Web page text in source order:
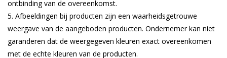
ontbinding van de overeenkomst.
Afbeeldingen bij producten zijn een waarheidsgetrouwe
weergave van de aangeboden producten. Ondernemer kan niet
garanderen dat de weergegeven kleuren exact overeenkomen
met de echte kleuren van de producten.